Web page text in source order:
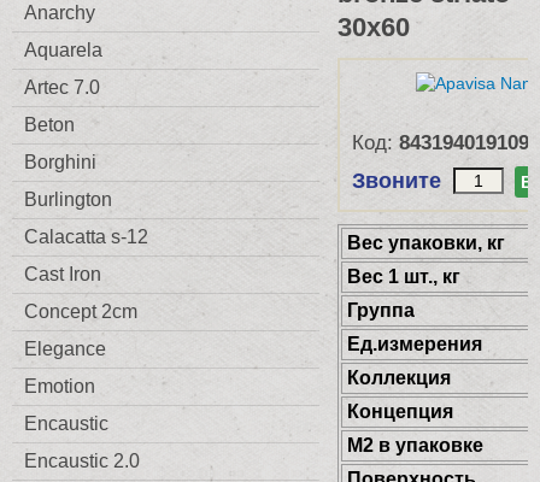
Anarchy
Aquarela
Artec 7.0
Beton
Borghini
Burlington
Calacatta s-12
Cast Iron
Concept 2cm
Elegance
Emotion
Encaustic
Encaustic 2.0
30x60
Код: 8431940191091
Звоните В
Веc упаковки, кг
Вес 1 шт., кг
Группа
Ед.измерения
Коллекция
Концепция
М2 в упаковке